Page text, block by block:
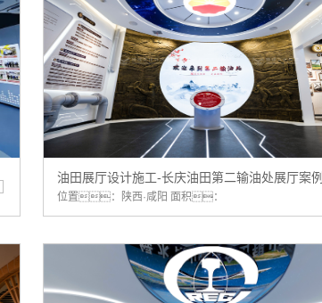
油田展厅设计施工-长庆油田第二输油处展厅案例
位置：陕西·咸阳 面积：